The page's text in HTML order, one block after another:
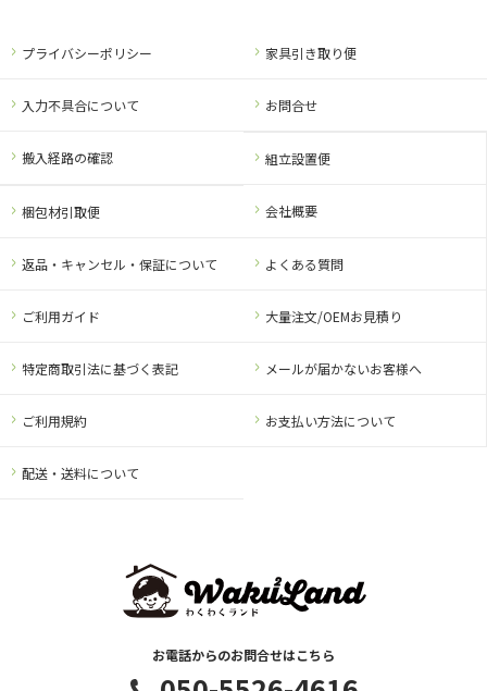
お電話からのお問合せはこちら
組立設置便
ご利用ガイド
ご利用規約
会社概要
大量注文/OEMお見積り
お支払い方法について
よくある質問
特定商取引法に基づく表記
配送・送料について
梱包材引取便
メールが届かないお客様へ
返品・キャンセル・保証について
プライバシーポリシー 家具引き取り便
入力不具合について お問合せ
搬入経路の確認